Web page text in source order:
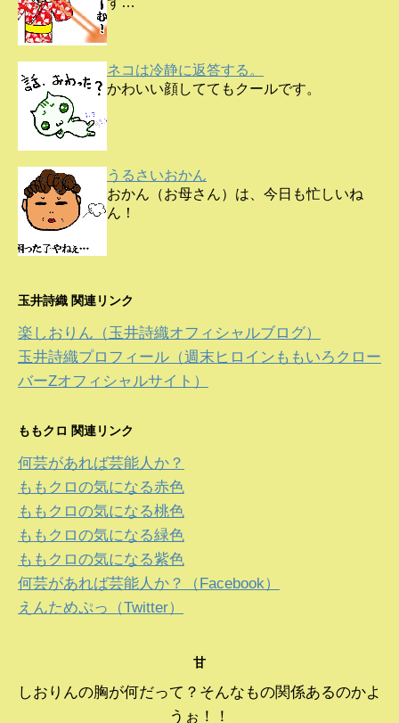
ネコは冷静に返答する。
かわいい顔しててもクールです。
うるさいおかん
おかん（お母さん）は、今日も忙しいね
ん！
玉井詩織 関連リンク
楽しおりん（玉井詩織オフィシャルブログ）
玉井詩織プロフィール（週末ヒロインももいろクロー
バーZオフィシャルサイト）
ももクロ 関連リンク
何芸があれば芸能人か？
ももクロの気になる赤色
ももクロの気になる桃色
ももクロの気になる緑色
ももクロの気になる紫色
何芸があれば芸能人か？（Facebook）
えんためぷっ（Twitter）
甘
しおりんの胸が何だって？そんなもの関係あるのかよ
うぉ！！